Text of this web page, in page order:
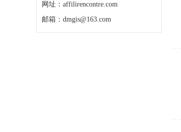
网址：affilirencontre.com
邮箱：dmgis@163.com